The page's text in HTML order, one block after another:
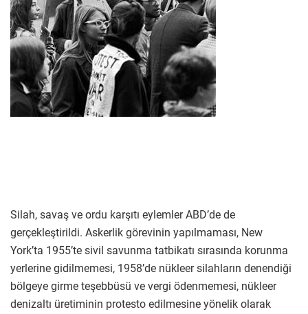
Silah, savaş ve ordu karşıtı eylemler ABD’de de
gerçekleştirildi. Askerlik görevinin yapılmaması, New
York’ta 1955’te sivil savunma tatbikatı sırasında korunma
yerlerine gidilmemesi, 1958’de nükleer silahların denendiği
bölgeye girme teşebbüsü ve vergi ödenmemesi, nükleer
denizaltı üretiminin protesto edilmesine yönelik olarak